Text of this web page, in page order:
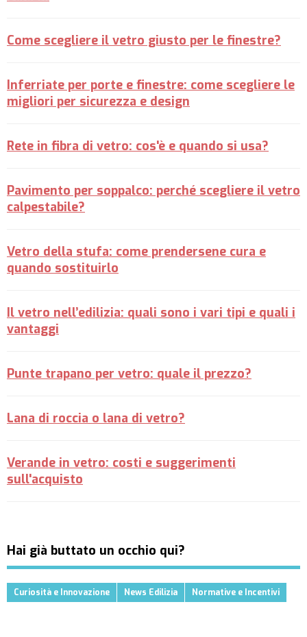
Come scegliere il vetro giusto per le finestre?
Inferriate per porte e finestre: come scegliere le
migliori per sicurezza e design
Rete in fibra di vetro: cos'è e quando si usa?
Pavimento per soppalco: perché scegliere il vetro
calpestabile?
Vetro della stufa: come prendersene cura e
quando sostituirlo
Il vetro nell’edilizia: quali sono i vari tipi e quali i
vantaggi
Punte trapano per vetro: quale il prezzo?
Lana di roccia o lana di vetro?
Verande in vetro: costi e suggerimenti
sull'acquisto
Hai già buttato un occhio qui?
Curiosità e Innovazione News Edilizia Normative e Incentivi